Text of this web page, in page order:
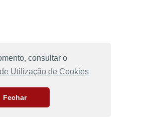
consultar o
Utilização de Cookies
Fechar